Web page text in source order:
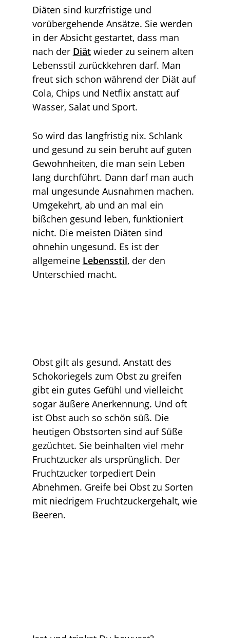
Diäten sind kurzfristige und
vorübergehende Ansätze. Sie werden
in der Absicht gestartet, dass man
nach der Diätwieder zu seinem alten
Lebensstil zurückkehren darf. Man
freut sich schon während der Diät auf
Cola, Chips und Netflix anstatt auf
Wasser, Salat und Sport.
So wird das langfristig nix. Schlank
und gesund zu sein beruht auf guten
Gewohnheiten, die man sein Leben
lang durchführt. Dann darf man auch
mal ungesunde Ausnahmen machen.
Umgekehrt, ab und an mal ein
bißchen gesund leben, funktioniert
nicht. Die meisten Diäten sind
ohnehin ungesund. Es ist der
allgemeine Lebensstil, der den
Unterschied macht.
Obst gilt als gesund. Anstatt des
Schokoriegels zum Obst zu greifen
gibt ein gutes Gefühl und vielleicht
sogar äußere Anerkennung. Und oft
ist Obst auch so schön süß. Die
heutigen Obstsorten sind auf Süße
gezüchtet. Sie beinhalten viel mehr
Fruchtzucker als ursprünglich. Der
Fruchtzucker torpediert Dein
Abnehmen. Greife bei Obst zu Sorten
mit niedrigem Fruchtzuckergehalt, wie
Beeren.